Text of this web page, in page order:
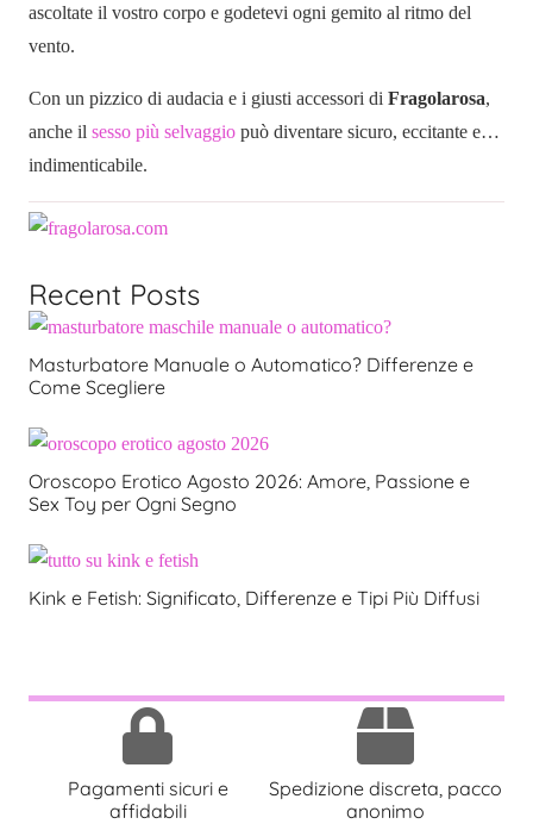
ascoltate il vostro corpo e godetevi ogni gemito al ritmo del
vento.
Con un pizzico di audacia e i giusti accessori di Fragolarosa,
anche il sesso più selvaggio può diventare sicuro, eccitante e…
indimenticabile.
Recent Posts
Masturbatore Manuale o Automatico? Differenze e
Come Scegliere
Oroscopo Erotico Agosto 2026: Amore, Passione e
Sex Toy per Ogni Segno
Kink e Fetish: Significato, Differenze e Tipi Più Diffusi
Pagamenti sicuri e
affidabili
Spedizione discreta, pacco
anonimo